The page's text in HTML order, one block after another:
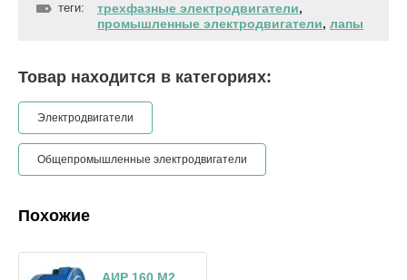
теги: трехфазные электродвигатели,
промышленные электродвигатели, лапы
Товар находится в категориях:
Электродвигатели
Общепромышленные электродвигатели
Похожие